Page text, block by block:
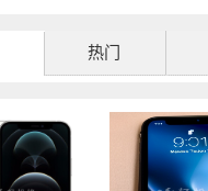
热门